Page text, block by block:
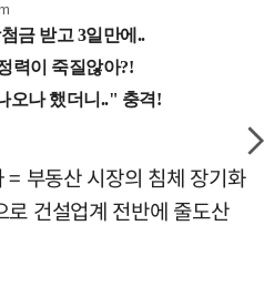
부동산 시장의 침체 장기화
건설업계 전반에 줄도산